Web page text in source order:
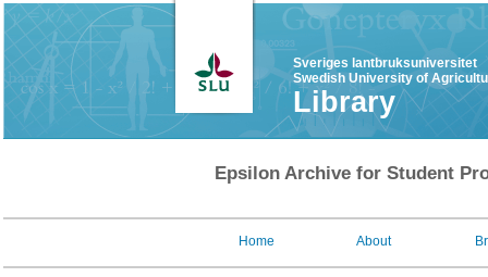
Sveriges lantbruksuniversitet
Swedish University of
Library
Epsilon Archive for Student
Home About